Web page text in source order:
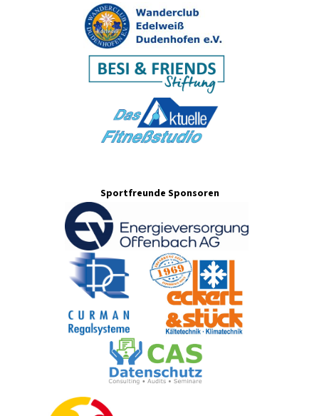
Sportfreunde Sponsoren